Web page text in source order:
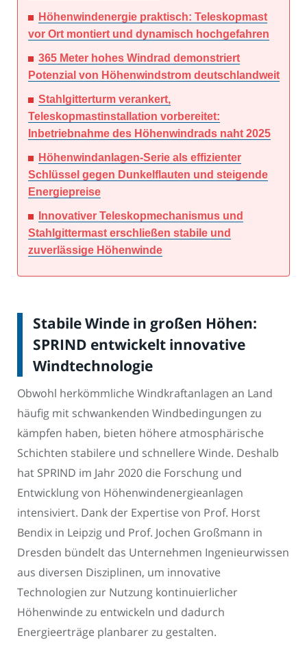
Höhenwindenergie praktisch: Teleskopmast
vor Ort montiert und dynamisch hochgefahren
365 Meter hohes Windrad demonstriert
Potenzial von Höhenwindstrom deutschlandweit
Stahlgitterturm verankert,
Teleskopmastinstallation vorbereitet:
Inbetriebnahme des Höhenwindrads naht 2025
Höhenwindanlagen-Serie als effizienter
Schlüssel gegen Dunkelflauten und steigende
Energiepreise
Innovativer Teleskopmechanismus und
Stahlgittermast erschließen stabile und
zuverlässige Höhenwinde
Stabile Winde in großen Höhen:
SPRIND entwickelt innovative
Windtechnologie
Obwohl herkömmliche Windkraftanlagen an Land
häufig mit schwankenden Windbedingungen zu
kämpfen haben, bieten höhere atmosphärische
Schichten stabilere und schnellere Winde. Deshalb
hat SPRIND im Jahr 2020 die Forschung und
Entwicklung von Höhenwindenergieanlagen
intensiviert. Dank der Expertise von Prof. Horst
Bendix in Leipzig und Prof. Jochen Großmann in
Dresden bündelt das Unternehmen Ingenieurwissen
aus diversen Disziplinen, um innovative
Technologien zur Nutzung kontinuierlicher
Höhenwinde zu entwickeln und dadurch
Energieerträge planbarer zu gestalten.